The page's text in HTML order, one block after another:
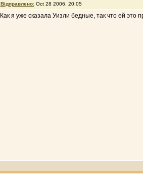
Відправлено: Oct 28 2006, 20:05
Как я уже сказала Уизли бедные, так что ей это